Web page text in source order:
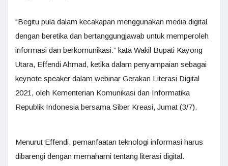
“Begitu pula dalam kecakapan menggunakan media digital
dengan beretika dan bertanggungjawab untuk memperoleh
informasi dan berkomunikasi.” kata Wakil Bupati Kayong
Utara, Effendi Ahmad, ketika dalam penyampaian sebagai
keynote speaker dalam webinar Gerakan Literasi Digital
2021, oleh Kementerian Komunikasi dan Informatika
Republik Indonesia bersama Siber Kreasi, Jumat (3/7).
Menurut Effendi, pemanfaatan teknologi informasi harus
dibarengi dengan memahami tentang literasi digital.